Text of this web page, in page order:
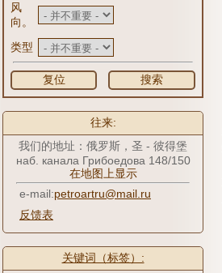
风
向。
类型
复位 搜索
往来:
我们的地址：俄罗斯，圣 - 彼得堡
наб. канала Грибоедова 148/150
在地图上显示
e-mail:petroartru@mail.ru
反馈表
关键词（标签）: